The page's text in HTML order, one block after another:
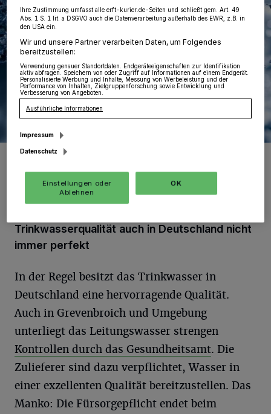
Foto: Pixabay/PublicDomainPictures
Trinkwasserqualität auch in Deutschland nicht
immer perfekt
In der Regel besitzt das Trinkwasser in
Deutschland eine hervorragende Qualität.
Auch in Grevenbroich und Umgebung
unterliegt das Leitungswasser strengen
Kontrollen durch das Gesundheitsamt. Die
Zulieferer sind dazu verpflichtet, Wasser in
einer exzellenten Qualität bereitzustellen. Das
Manko: Die Fürsorgepflicht endet beim
Ihre Zustimmung umfasst alle erft-kurier.de-Seiten und schließt gem. Art. 49
Abs. 1 S. 1 lit. a DSGVO auch die Datenverarbeitung außerhalb des EWR, z.B. in
den USA ein.
Wir und unsere Partner verarbeiten Daten, um Folgendes
bereitzustellen:
Verwendung genauer Standortdaten. Endgeräteeigenschaften zur Identifikation
aktiv abfragen. Speichern von oder Zugriff auf Informationen auf einem Endgerät.
Personalisierte Werbung und Inhalte, Messung von Werbeleistung und der
Performance von Inhalten, Zielgruppenforschung sowie Entwicklung und
Verbesserung von Angeboten.
Ausführliche Informationen
Impressum
Datenschutz
Einstellungen oder
Ablehnen
OK